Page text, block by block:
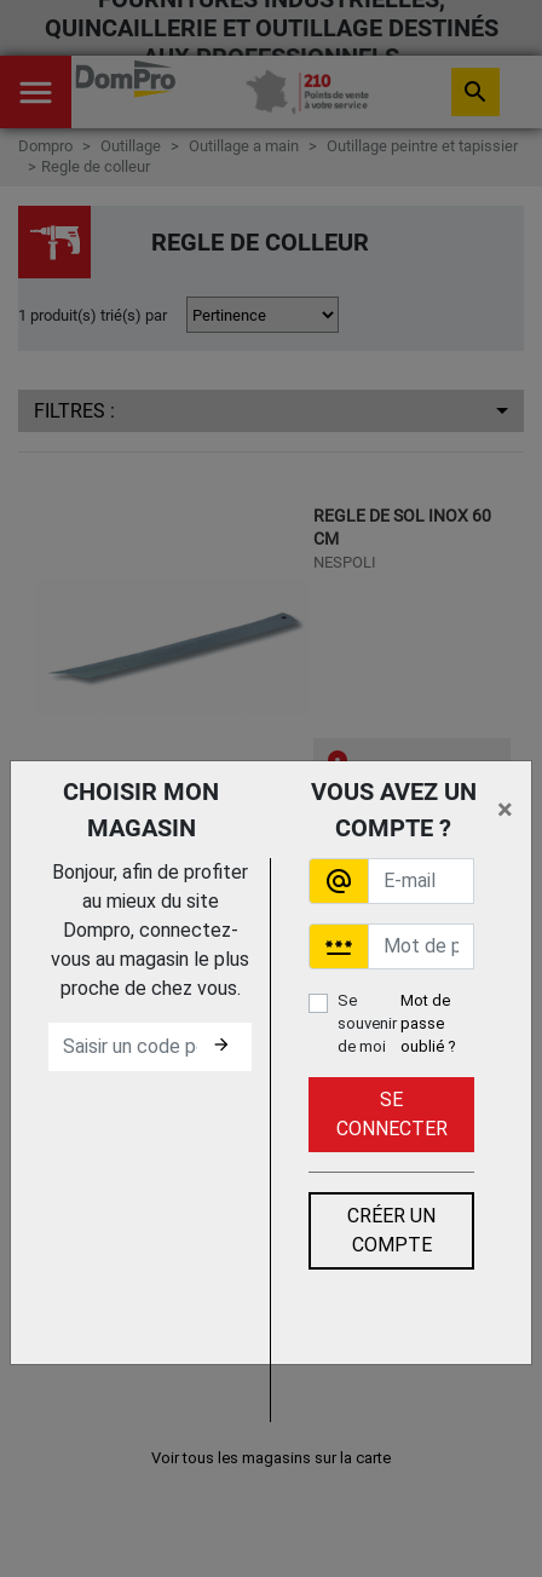
QUINCAILLERIE ET OUTILLAGE DESTINÉS
AUX PROFESSIONNELS
menu search
Dompro Outillage Outillage a main
Outillage peintre et tapissier
Regle de colleur
REGLE DE COLLEUR
1 produit(s) trié(s) par
FILTRES :
REGLE DE SOL INOX 60
CM
NESPOLI
Trouvez le chez votre
REGLE DE COLLEUR
CHOISIR MON
MAGASIN
VOUS AVEZ UN
COMPTE ?
×
Bonjour, afin de profiter
au mieux du site
Dompro, connectez-
vous au magasin le plus
proche de chez vous.
arrow_forward
alternate_email
password
Se
souvenir
de moi
Mot de
passe
oublié ?
SE
CONNECTER
CRÉER UN
COMPTE
Voir tous les magasins sur la carte